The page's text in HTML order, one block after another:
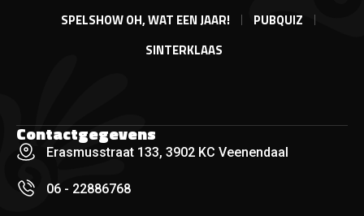
SPELSHOW OH, WAT EEN JAAR!
PUBQUIZ
SINTERKLAAS
Contactgegevens
Erasmusstraat 133, 3902 KC Veenendaal
06 - 22886768